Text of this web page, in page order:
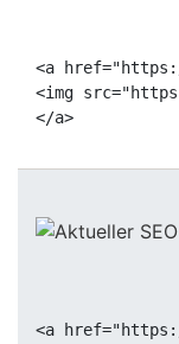
<a
<img
<a